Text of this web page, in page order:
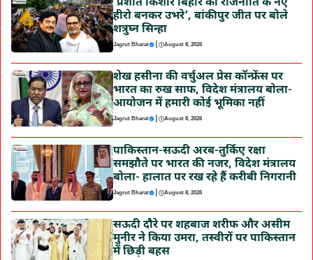
‘प्रशांत किशोर बिहार की राजनीति के नए
हीरो बनकर उभरे’, बांकीपुर जीत पर बोले
शत्रुघ्न सिन्हा
Jagrut Bharat | August 8, 2026
शेख हसीना की वर्चुअल प्रेस कॉन्फ्रेंस पर
भारत का रुख साफ, विदेश मंत्रालय बोला-
आयोजन में हमारी कोई भूमिका नहीं
Jagrut Bharat | August 8, 2026
पाकिस्तान-सऊदी अरब-तुर्किए रक्षा
समझौते पर भारत की नजर, विदेश मंत्रालय
बोला- हालात पर रख रहे हैं करीबी निगरानी
Jagrut Bharat | August 8, 2026
सऊदी दौरे पर शहबाज शरीफ और असीम
मुनीर ने किया उमरा, तस्वीरों पर पाकिस्तान
में छिड़ी बहस